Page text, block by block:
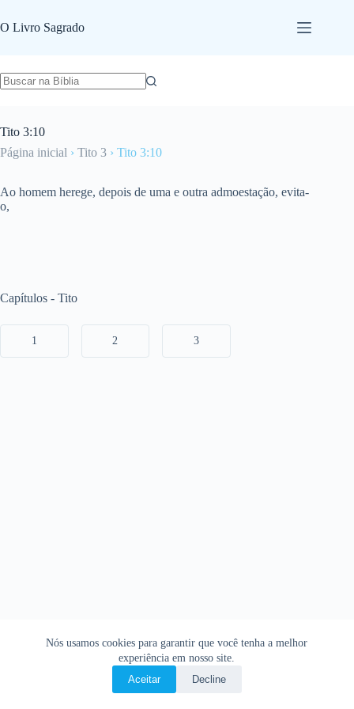
para
o
Nós usamos cookies para garantir que você tenha a melhor
experiência em nosso site.
Aceitar
Decline
O Livro Sagrado
Tito 3:10
Página inicial › Tito 3 › Tito 3:10
Ao homem herege, depois de uma e outra admoestação, evita-
o,
Capítulos - Tito
1 2 3
Copyright © 2026 • O Livro Sagrado • Bíblia Online •